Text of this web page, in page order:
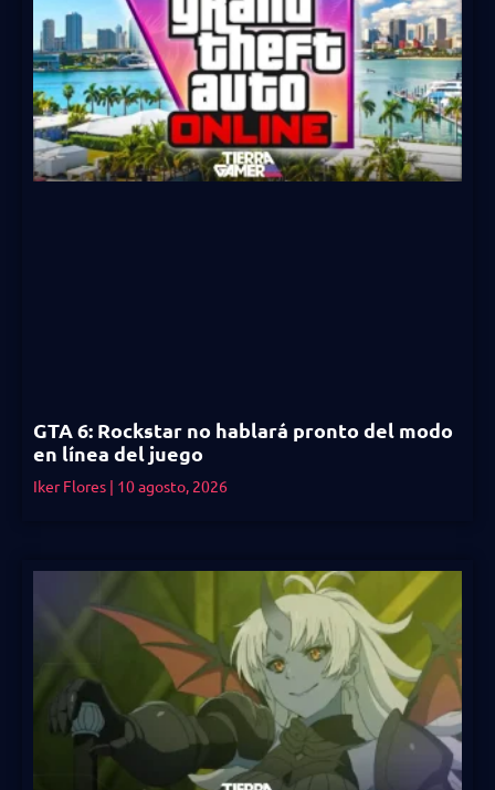
GTA 6: Rockstar no hablará pronto del modo
en línea del juego
Iker Flores 10 agosto, 2026